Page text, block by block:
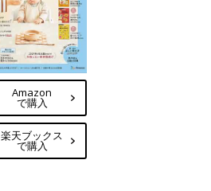
Amazon
で購入
楽天ブックス
で購入